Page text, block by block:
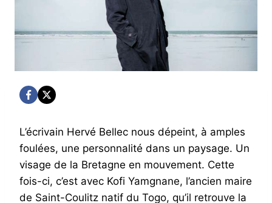
L’écrivain Hervé Bellec nous dépeint, à amples
foulées, une personnalité dans un paysage. Un
visage de la Bretagne en mouvement. Cette
fois-ci, c’est avec Kofi Yamgnane, l’ancien maire
de Saint-Coulitz natif du Togo, qu’il retrouve la